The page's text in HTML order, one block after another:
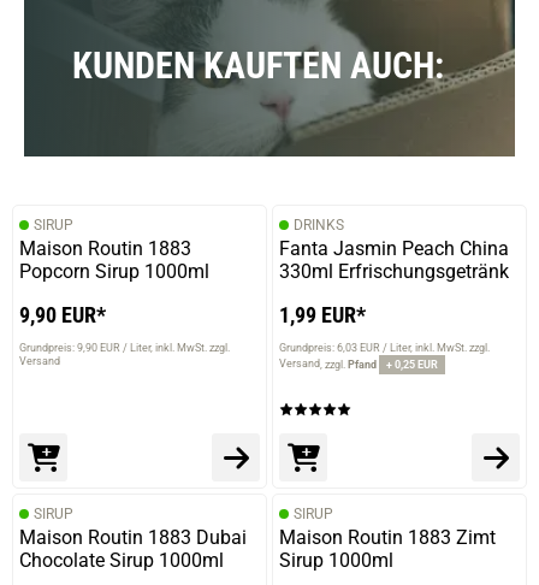
KUNDEN KAUFTEN AUCH:
SIRUP
Maison Routin 1883
Popcorn Sirup 1000ml
9,90 EUR*
Grundpreis: 9,90 EUR / Liter inkl. MwSt. zzgl.
Versand
DRINKS
Fanta Jasmin Peach China
330ml Erfrischungsgetränk
1,99 EUR*
Grundpreis: 6,03 EUR / Liter inkl. MwSt. zzgl.
Versand zzgl. Pfand + 0,25 EUR
SIRUP
Maison Routin 1883 Dubai
Chocolate Sirup 1000ml
SIRUP
Maison Routin 1883 Zimt
Sirup 1000ml